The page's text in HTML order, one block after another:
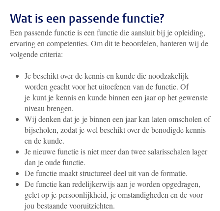
Wat is een passende functie?
Een passende functie is een functie die aansluit bij je opleiding,
ervaring en competenties. Om dit te beoordelen, hanteren wij de
volgende criteria:
Je beschikt over de kennis en kunde die noodzakelijk
worden geacht voor het uitoefenen van de functie. Of
je kunt je kennis en kunde binnen een jaar op het gewenste
niveau brengen.
Wij denken dat je je binnen een jaar kan laten omscholen of
bijscholen, zodat je wel beschikt over de benodigde kennis
en de kunde.
Je nieuwe functie is niet meer dan twee salarisschalen lager
dan je oude functie.
De functie maakt structureel deel uit van de formatie.
De functie kan redelijkerwijs aan je worden opgedragen,
gelet op je persoonlijkheid, je omstandigheden en de voor
jou bestaande vooruitzichten.